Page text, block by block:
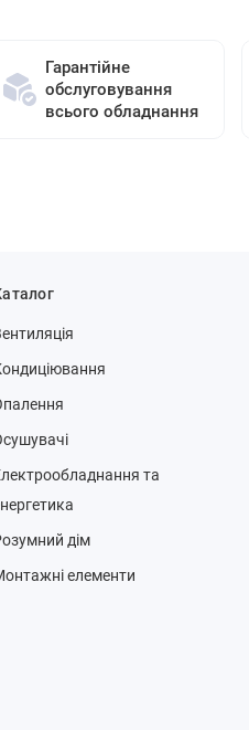
Гарантійне
обслуговування
всього обладнання
та
дім
елементи